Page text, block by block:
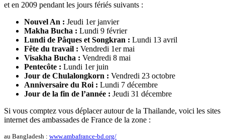
et en 2009 pendant les jours fériés suivants :
Nouvel An : Jeudi 1er janvier
Makha Bucha : Lundi 9 février
Lundi de Pâques et Songkran : Lundi 13 avril
Fête du travail : Vendredi 1er mai
Visakha Bucha : Vendredi 8 mai
Pentecôte : Lundi 1er juin
Jour de Chulalongkorn : Vendredi 23 octobre
Anniversaire du Roi : Lundi 7 décembre
Jour de la fin de l’année : Jeudi 31 décembre
Si vous comptez vous déplacer autour de la Thailande, voici les sites
internet des ambassades de France de la zone :
au Bangladesh : www.ambafrance-bd.org/